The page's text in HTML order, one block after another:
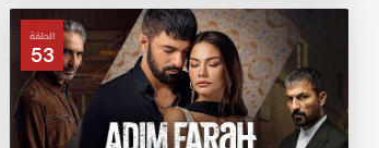
الحلقة
53